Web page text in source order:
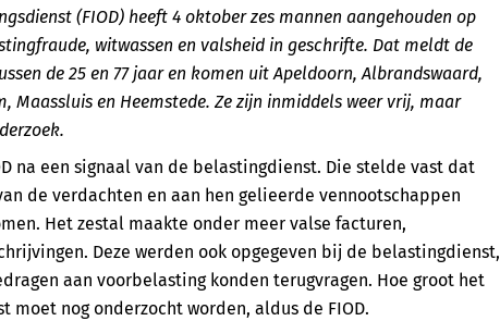
(FIOD) heeft 4 oktober zes mannen aangehouden op
witwassen en valsheid in geschrifte. Dat meldt de
de 25 en 77 jaar en komen uit Apeldoorn, Albrandswaard,
Maassluis en Heemstede. Ze zijn inmiddels weer vrij, maar
na een signaal van de belastingdienst. Die stelde vast dat
de verdachten en aan hen gelieerde vennootschappen
Het zestal maakte onder meer valse facturen,
Deze werden ook opgegeven bij de belastingdienst,
aan voorbelasting konden terugvragen. Hoe groot het
moet nog onderzocht worden, aldus de FIOD.